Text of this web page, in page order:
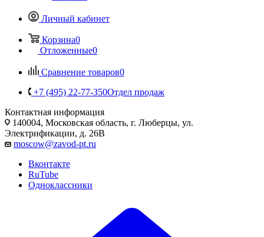
Личный кабинет
Корзина0
Отложенные0
Сравнение товаров0
+7 (495) 22-77-350Отдел продаж
Контактная информация
140004, Московская область, г. Люберцы, ул.
Электрификации, д. 26В
moscow@zavod-pt.ru
Вконтакте
RuTube
Одноклассники